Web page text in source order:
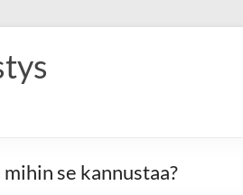
se kannustaa?